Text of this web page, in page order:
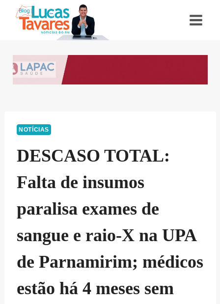
NOTÍCIAS
DESCASO TOTAL:
Falta de insumos
paralisa exames de
sangue e raio-X na UPA
de Parnamirim; médicos
estão há 4 meses sem